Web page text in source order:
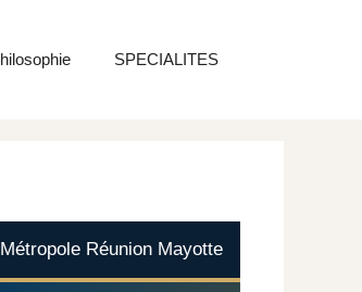
SPECIALITES
Réunion Mayotte